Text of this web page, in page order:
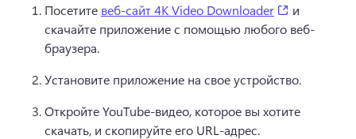
Посетите веб-сайт 4K Video Downloader (opens in a
и
скачайте приложение с помощью любого веб-
браузера.
Установите приложение на свое устройство.
Откройте YouTube-видео, которое вы хотите
скачать, и скопируйте его URL-адрес.